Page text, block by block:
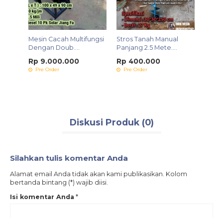
Mesin Cacah Multifungsi
Dengan Doub....
Rp 9.000.000
Pre Order
Stros Tanah Manual
Panjang 2.5 Mete....
Rp 400.000
Pre Order
Diskusi Produk (0)
Silahkan tulis komentar Anda
Alamat email Anda tidak akan kami publikasikan. Kolom
bertanda bintang (*) wajib diisi.
Isi komentar Anda *